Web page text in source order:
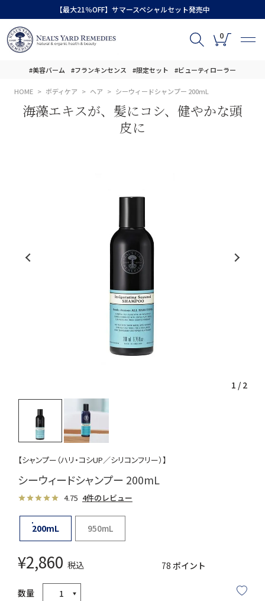
【最大21％OFF】サマースペシャルセット発売中
0
#美容バーム #フランキンセンス #限定セット #ビューティローラー
HOME ボディケア ヘア シーウィードシャンプー 200mL
海藻エキスが、髪にコシ、健やかな頭
皮に
1 / 2
【シャンプー（ハリ・コシUP／シリコンフリー）】
シーウィードシャンプー 200mL
4.75 4件のレビュー
200mL 950mL
¥2,860 税込 78 ポイント